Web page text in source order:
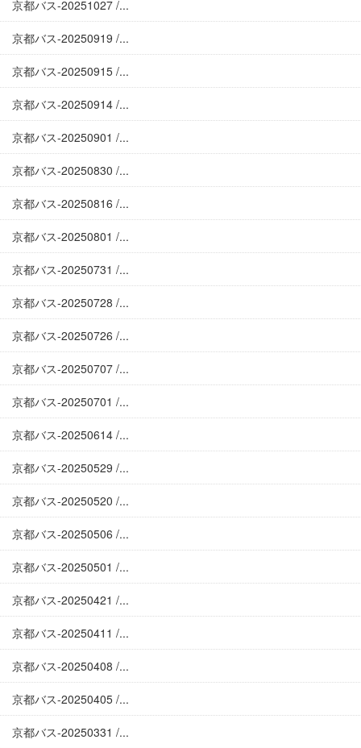
京都バス-20251027 /...
京都バス-20250919 /...
京都バス-20250915 /...
京都バス-20250914 /...
京都バス-20250901 /...
京都バス-20250830 /...
京都バス-20250816 /...
京都バス-20250801 /...
京都バス-20250731 /...
京都バス-20250728 /...
京都バス-20250726 /...
京都バス-20250707 /...
京都バス-20250701 /...
京都バス-20250614 /...
京都バス-20250529 /...
京都バス-20250520 /...
京都バス-20250506 /...
京都バス-20250501 /...
京都バス-20250421 /...
京都バス-20250411 /...
京都バス-20250408 /...
京都バス-20250405 /...
京都バス-20250331 /...